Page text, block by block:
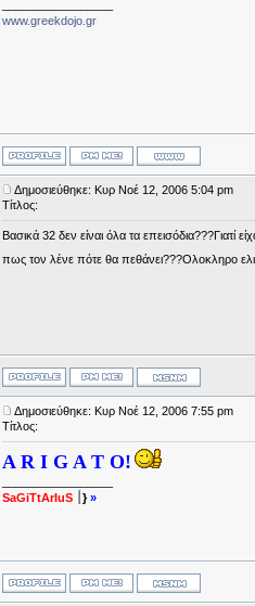
www.greekdojo.gr
Δημοσιεύθηκε: Κυρ Νοέ 12, 2006 5:04 pm
Τίτλος:
Βασικά 32 δεν είναι όλα τα
πως τον λένε πότε θα πεθάνει???Ολοκληρο
Δημοσιεύθηκε: Κυρ Νοέ 12, 2006 7:55 pm
Τίτλος:
A R I G A T O!
SaGiTtArIuS
׀}»